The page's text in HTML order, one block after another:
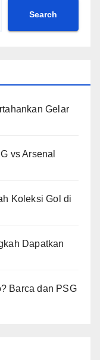
Search
Gelar
vs Arsenal
Koleksi Gol di
Dapatkan
Barca dan PSG